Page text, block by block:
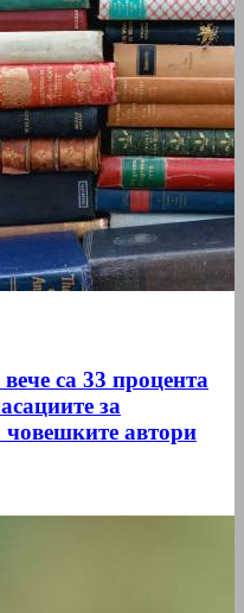
са 33 процента
за
човешките автори